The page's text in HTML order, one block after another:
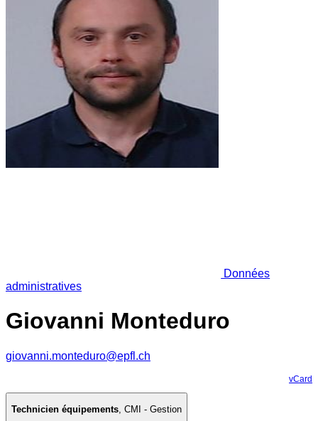
Données
administratives
Giovanni Monteduro
giovanni.monteduro@epfl.ch
vCard
Technicien équipements, CMI - Gestion